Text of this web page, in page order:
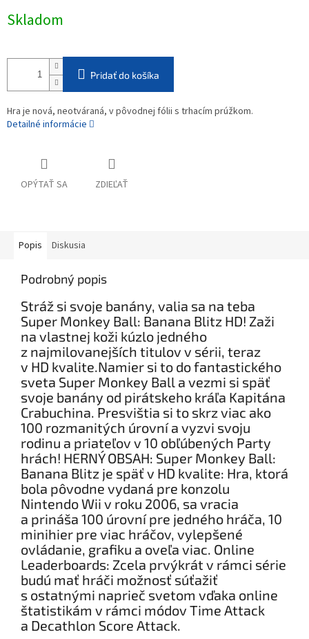
cena:
Skladom
Pridať do košíka
Hra je nová, neotváraná, v pôvodnej fólii s trhacím prúžkom.
Detailné informácie
OPÝTAŤ SA ZDIEĽAŤ
Popis Diskusia
Podrobný popis
Stráž si svoje banány, valia sa na teba
Super Monkey Ball: Banana Blitz HD! Zaži
na vlastnej koži kúzlo jedného
z najmilovanejších titulov v sérii, teraz
v HD kvalite.Namier si to do fantastického
sveta Super Monkey Ball a vezmi si späť
svoje banány od pirátskeho kráľa Kapitána
Crabuchina. Presvištia si to skrz viac ako
100 rozmanitých úrovní a vyzvi svoju
rodinu a priateľov v 10 obľúbených Party
hrách! HERNÝ OBSAH: Super Monkey Ball:
Banana Blitz je späť v HD kvalite: Hra, ktorá
bola pôvodne vydaná pre konzolu
Nintendo Wii v roku 2006, sa vracia
a prináša 100 úrovní pre jedného hráča, 10
minihier pre viac hráčov, vylepšené
ovládanie, grafiku a oveľa viac. Online
Leaderboards: Zcela prvýkrát v rámci série
budú mať hráči možnosť súťažiť
s ostatnými naprieč svetom vďaka online
štatistikám v rámci módov Time Attack
a Decathlon Score Attack.